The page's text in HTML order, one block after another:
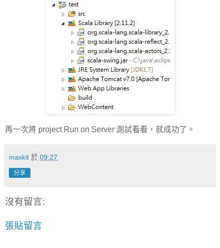
再一次將 project Run on Server 測試看看，就成功了。
maxkit 於 09:27
分享
沒有留言:
張貼留言